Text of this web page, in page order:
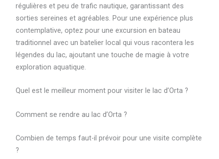
régulières et peu de trafic nautique, garantissant des
sorties sereines et agréables. Pour une expérience plus
contemplative, optez pour une excursion en bateau
traditionnel avec un batelier local qui vous racontera les
légendes du lac, ajoutant une touche de magie à votre
exploration aquatique.
Quel est le meilleur moment pour visiter le lac d’Orta ?
Comment se rendre au lac d’Orta ?
Combien de temps faut-il prévoir pour une visite complète
?